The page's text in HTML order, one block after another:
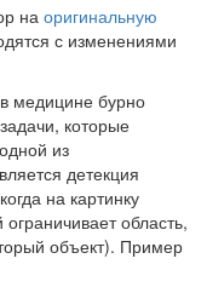
на оригинальную
с изменениями
медицине бурно
которые
из
детекция
на картинку
область,
объект). Пример